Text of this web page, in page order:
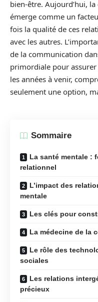
bien-être. Aujourd’hui,
émerge comme un
fois la qualité de ces
avec les autres.
de la communication
primordiale pour
les années à venir,
seulement une option,
Sommaire
La santé mentale :
relationnel
L’impact des
mentale
Les clés pour
La médecine de la
Le rôle des
sociales
Les relations
précieux